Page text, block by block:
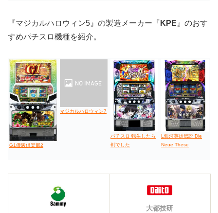
『マジカルハロウィン5』の製造メーカー『 KPE 』のおす
すめパチスロ機種を紹介。
G1優駿倶楽部2
マジカルハロウィン7
パチスロ 転生したら
剣でした
L銀河英雄伝説 Die
Neue These
大都技研